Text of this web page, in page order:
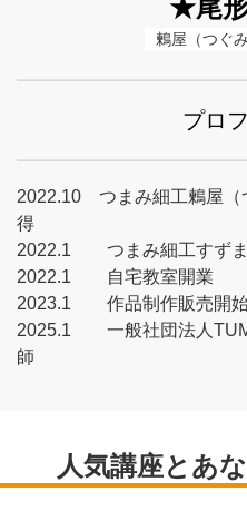
★尾
鶫屋（つぐ
プロ
2022.10 つまみ細工鶫屋
得
2022.1 つまみ細工すず
2022.1 自宅教室開業
2023.1 作品制作販売開
2025.1 一般社団法人
師